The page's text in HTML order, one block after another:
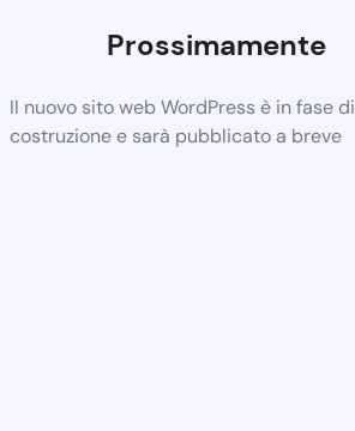
Prossimamente
Il nuovo sito web WordPress è in fase di
costruzione e sarà pubblicato a breve